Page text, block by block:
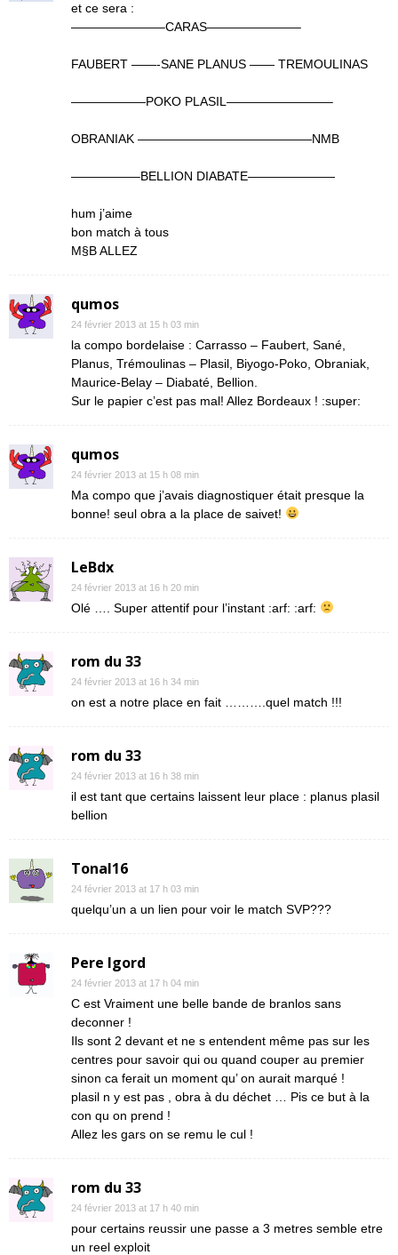
et ce sera :
———————–CARAS———————–
FAUBERT ——-SANE PLANUS —— TREMOULINAS
——————POKO PLASIL————————–
OBRANIAK ——————————————NMB
—————–BELLION DIABATE———————
hum j’aime
bon match à tous
M§B ALLEZ
qumos
24 février 2013 at 15 h 03 min
la compo bordelaise : Carrasso – Faubert, Sané,
Planus, Trémoulinas – Plasil, Biyogo-Poko, Obraniak,
Maurice-Belay – Diabaté, Bellion.
Sur le papier c’est pas mal! Allez Bordeaux ! :super:
qumos
24 février 2013 at 15 h 08 min
Ma compo que j’avais diagnostiquer était presque la
bonne! seul obra a la place de saivet!
LeBdx
24 février 2013 at 16 h 20 min
Olé …. Super attentif pour l’instant :arf: :arf:
rom du 33
24 février 2013 at 16 h 34 min
on est a notre place en fait ……….quel match !!!
rom du 33
24 février 2013 at 16 h 38 min
il est tant que certains laissent leur place : planus plasil
bellion
Tonal16
24 février 2013 at 17 h 03 min
quelqu’un a un lien pour voir le match SVP???
Pere Igord
24 février 2013 at 17 h 04 min
C est Vraiment une belle bande de branlos sans
deconner !
Ils sont 2 devant et ne s entendent même pas sur les
centres pour savoir qui ou quand couper au premier
sinon ca ferait un moment qu’ on aurait marqué !
plasil n y est pas , obra à du déchet … Pis ce but à la
con qu on prend !
Allez les gars on se remu le cul !
rom du 33
24 février 2013 at 17 h 40 min
pour certains reussir une passe a 3 metres semble etre
un reel exploit